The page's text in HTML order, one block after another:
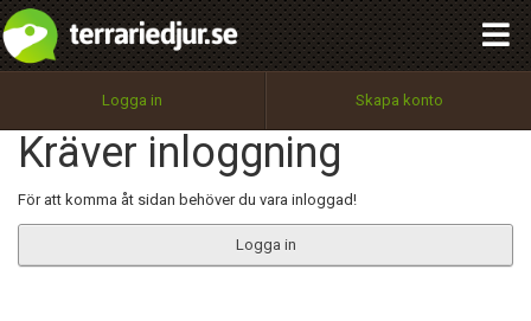
Logga in Skapa konto
Kräver inloggning
För att komma åt sidan behöver du vara inloggad!
Logga in
Utför
100%
OK
integritetspolicy
Namn:
Epost:
Begär nytt lösenord
Tillbaka till förstasidan